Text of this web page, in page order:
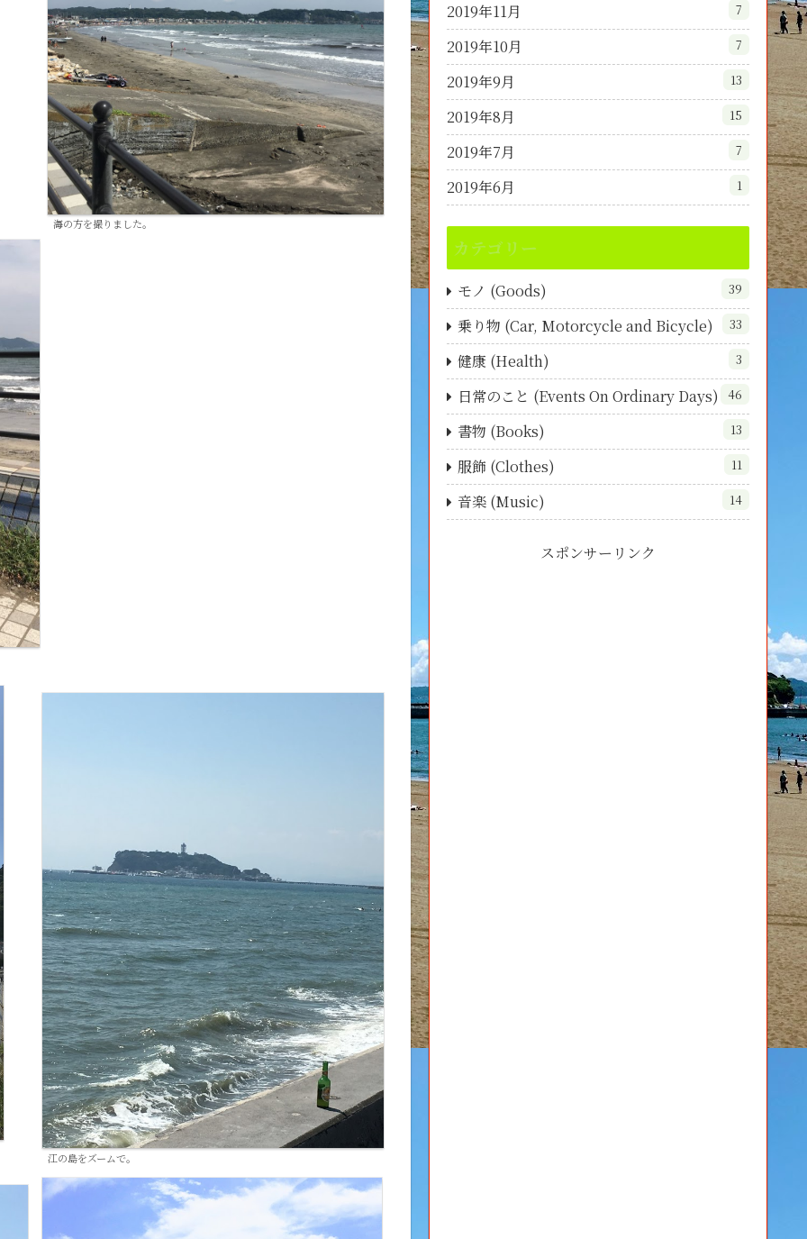
海の方を撮りました。
江の島をズームで。
2019年11月 7
2019年10月 7
2019年9月 13
2019年8月 15
2019年7月 7
2019年6月 1
カテゴリー
モノ (Goods) 39
乗り物 (Car, Motorcycle and Bicycle) 33
健康 (Health) 3
日常のこと (Events On Ordinary Days) 46
書物 (Books) 13
服飾 (Clothes) 11
音楽 (Music) 14
スポンサーリンク